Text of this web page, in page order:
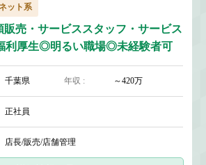
ット系
販売・サービススタッフ・サービス
利厚生◎明るい職場◎未経験者可
千葉県 年収 : ～420万
正社員
店長/販売/店舗管理